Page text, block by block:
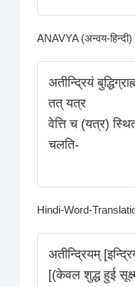
ANAVYA (अन्वय-हिन्दी)
अतीन्द्रियं
तत्‌ यत्र
वेत्ति च (यत्र)
चलति-
Hindi-Word-Translation
अतीन्द्रियम्
[(केवल शुद्ध हुई